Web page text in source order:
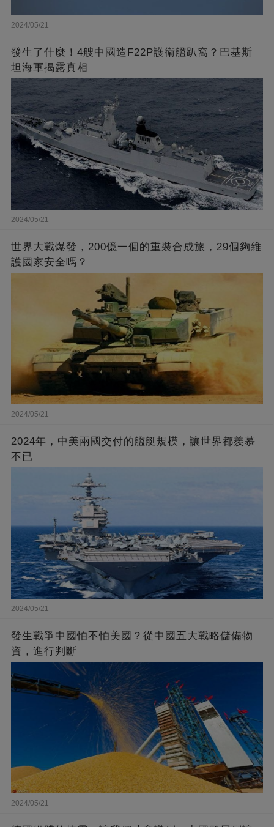
2024/05/21
發生了什麼！4艘中國造F22P護衛艦趴窩？巴基斯
坦海軍揭露真相
2024/05/21
世界大戰爆發，200億一個的重裝合成旅，29個夠維
護國家安全嗎？
2024/05/21
2024年，中美兩國交付的艦艇規模，讓世界都羨慕
不已
2024/05/21
發生戰爭中國怕不怕美國？從中國五大戰略儲備物
資，進行判斷
2024/05/21